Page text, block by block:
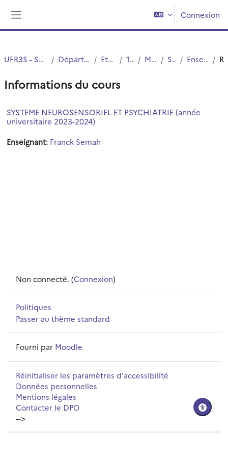
Connexion
UFR3S - Sciences de Santé et du Sport Département UFR3S - Médecine Etudes Medicales 1ER CYCLE MED3-Archives Semestre 2 Enseignements Intégrés
Informations du cours
SYSTEME NEUROSENSORIEL ET PSYCHIATRIE (année
universitaire 2023-2024)
Enseignant: Franck Semah
Non connecté. (Connexion)
Politiques
Passer au thème standard
Fourni par Moodle
Réinitialiser les paramètres d'accessibilité
Données personnelles
Mentions légales
Contacter le DPO
-->